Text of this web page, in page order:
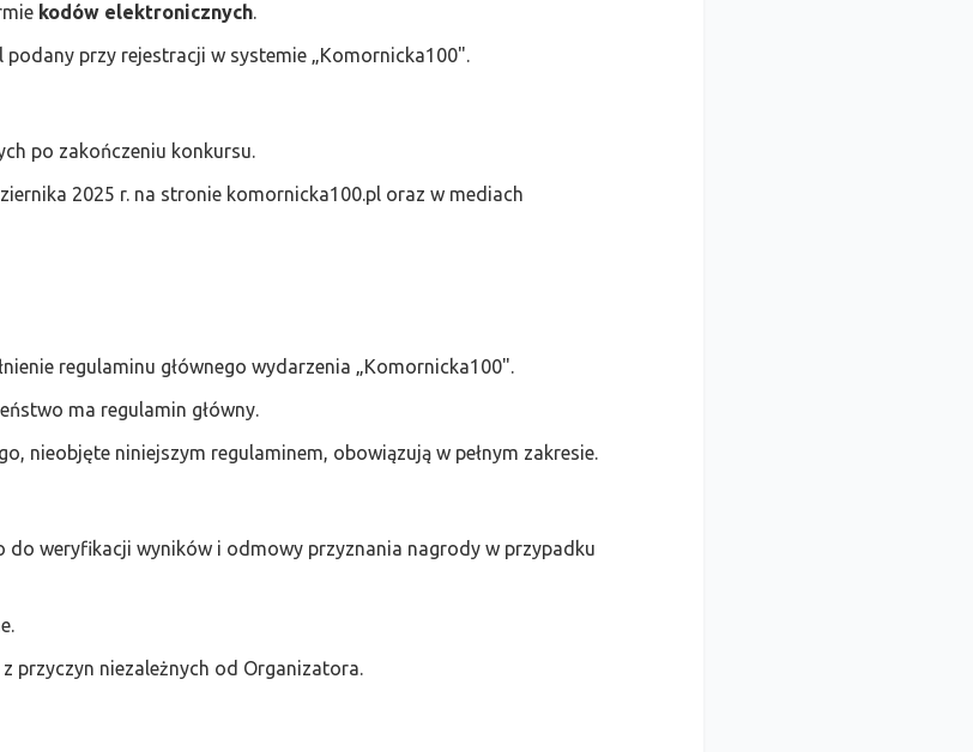
kodów elektronicznych.
podany przy rejestracji w systemie „Komornicka100".
po zakończeniu konkursu.
2025 r. na stronie komornicka100.pl oraz w mediach
regulaminu głównego wydarzenia „Komornicka100".
ma regulamin główny.
nieobjęte niniejszym regulaminem, obowiązują w pełnym zakresie.
do weryfikacji wyników i odmowy przyznania nagrody w przypadku
przyczyn niezależnych od Organizatora.